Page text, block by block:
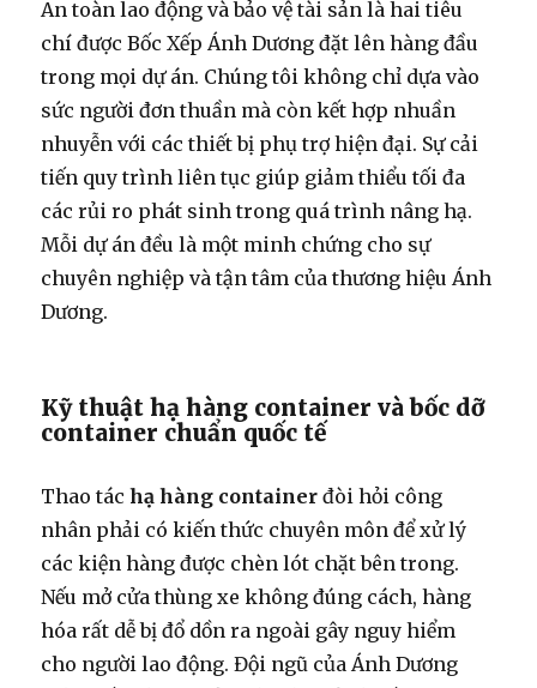
An toàn lao động và bảo vệ tài sản là hai tiêu
chí được Bốc Xếp Ánh Dương đặt lên hàng đầu
trong mọi dự án. Chúng tôi không chỉ dựa vào
sức người đơn thuần mà còn kết hợp nhuần
nhuyễn với các thiết bị phụ trợ hiện đại. Sự cải
tiến quy trình liên tục giúp giảm thiểu tối đa
các rủi ro phát sinh trong quá trình nâng hạ.
Mỗi dự án đều là một minh chứng cho sự
chuyên nghiệp và tận tâm của thương hiệu Ánh
Dương.
Kỹ thuật hạ hàng container và bốc dỡ
container chuẩn quốc tế
Thao táchạ hàng container đòi hỏi công
nhân phải có kiến thức chuyên môn để xử lý
các kiện hàng được chèn lót chặt bên trong.
Nếu mở cửa thùng xe không đúng cách, hàng
hóa rất dễ bị đổ dồn ra ngoài gây nguy hiểm
cho người lao động. Đội ngũ của Ánh Dương